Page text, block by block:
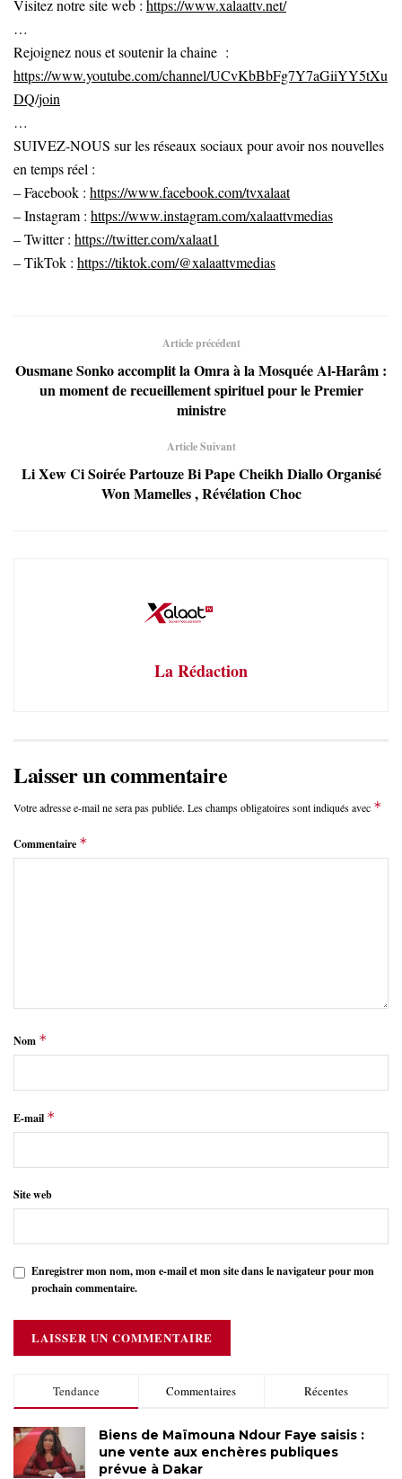
Visitez notre site web : https://www.xalaattv.net/
…
Rejoignez nous et soutenir la chaine :
https://www.youtube.com/channel/UCvKbBbFg7Y7aGiiYY5tXu
DQ/join
…
SUIVEZ-NOUS sur les réseaux sociaux pour avoir nos nouvelles
en temps réel :
– Facebook : https://www.facebook.com/tvxalaat
– Instagram : https://www.instagram.com/xalaattvmedias
– Twitter : https://twitter.com/xalaat1
– TikTok : https://tiktok.com/@xalaattvmedias
Article précédent
Ousmane Sonko accomplit la Omra à la Mosquée Al-Harâm :
un moment de recueillement spirituel pour le Premier
ministre
Article Suivant
Li Xew Ci Soirée Partouze Bi Pape Cheikh Diallo Organisé
Won Mamelles , Révélation Choc
La Rédaction
Laisser un commentaire
Votre adresse e-mail ne sera pas publiée. Les champs obligatoires sont indiqués avec *
Commentaire *
Nom *
E-mail *
Site web
Enregistrer mon nom, mon e-mail et mon site dans le navigateur pour mon
prochain commentaire.
Tendance Commentaires Récentes
Biens de Maïmouna Ndour Faye saisis :
une vente aux enchères publiques
prévue à Dakar